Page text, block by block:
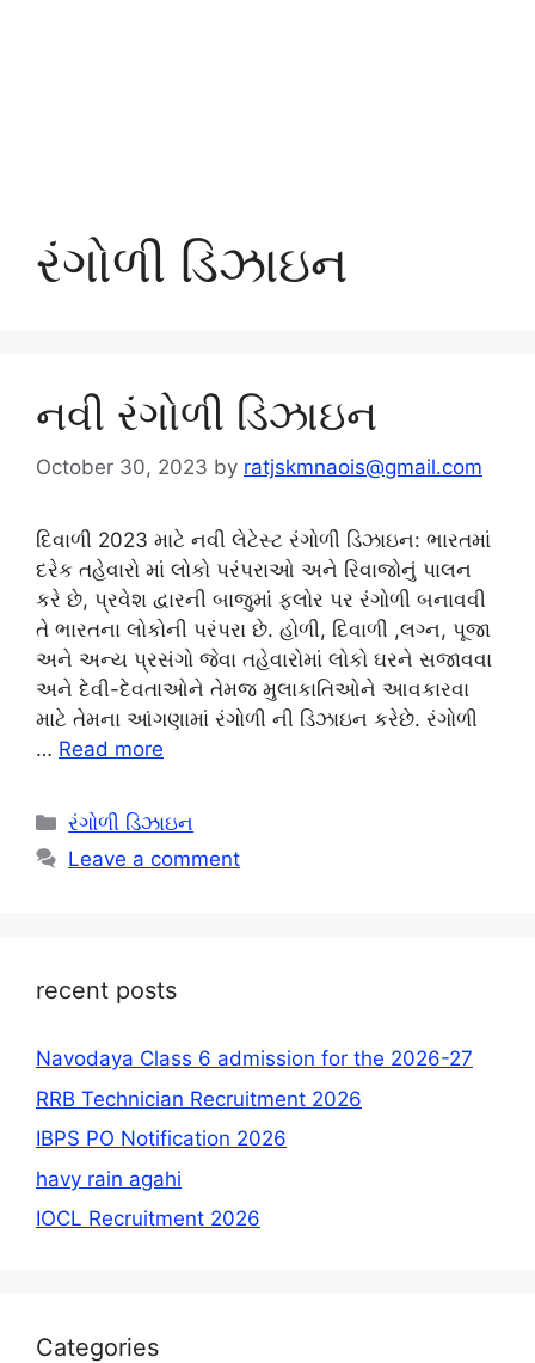
રંગોળી ડિઝાઇન
નવી રંગોળી ડિઝાઇન
October 30, 2023 by ratjskmnaois@gmail.com
દિવાળી 2023 માટે નવી લેટેસ્ટ રંગોળી ડિઝાઇન: ભારતમાં
દરેક તહેવારો માં લોકો પરંપરાઓ અને રિવાજોનું પાલન
કરે છે, પ્રવેશ દ્વારની બાજુમાં ફ્લોર પર રંગોળી બનાવવી
તે ભારતના લોકોની પરંપરા છે. હોળી, દિવાળી ,લગ્ન, પૂજા
અને અન્ય પ્રસંગો જેવા તહેવારોમાં લોકો ઘરને સજાવવા
અને દેવી-દેવતાઓને તેમજ મુલાકાતિઓને આવકારવા
માટે તેમના આંગણામાં રંગોળી ની ડિઝાઇન કરેછે. રંગોળી
… Read more
Categories
રંગોળી ડિઝાઇન
Leave a comment
recent posts
Navodaya Class 6 admission for the 2026-27
RRB Technician Recruitment 2026
IBPS PO Notification 2026
havy rain agahi
IOCL Recruitment 2026
Categories